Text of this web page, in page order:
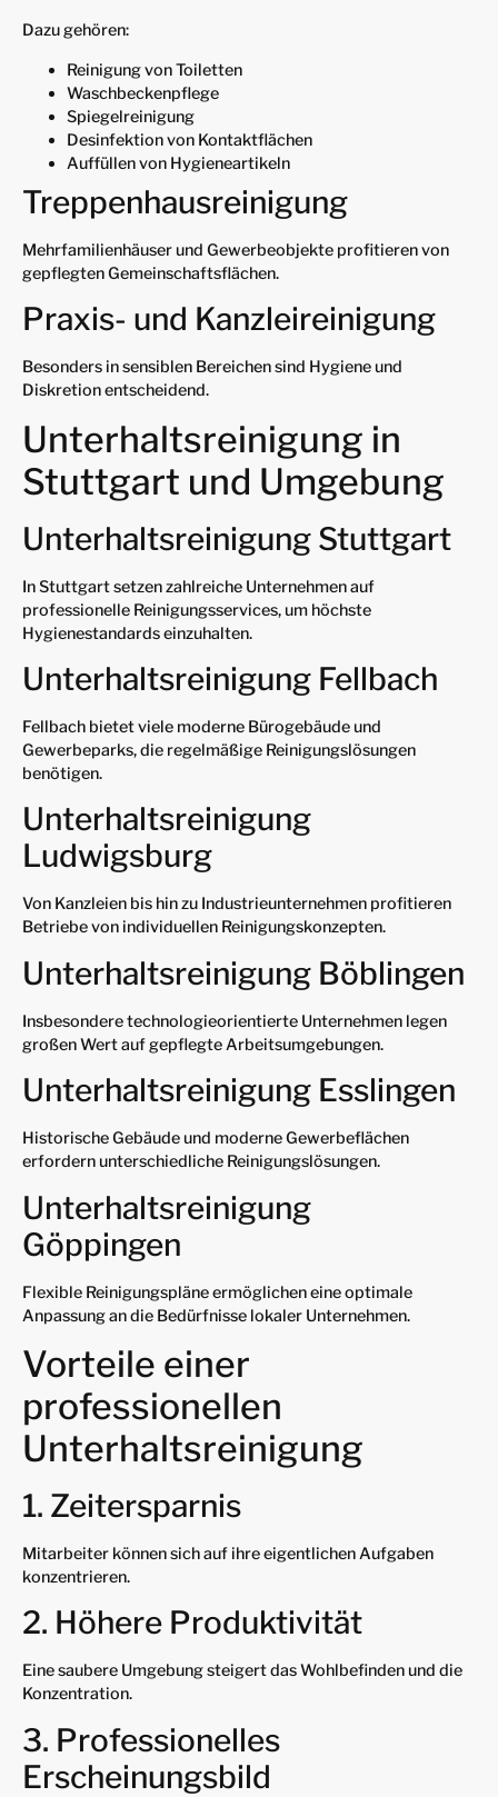
Dazu gehören:
Reinigung von Toiletten
Waschbeckenpflege
Spiegelreinigung
Desinfektion von Kontaktflächen
Auffüllen von Hygieneartikeln
Treppenhausreinigung
Mehrfamilienhäuser und Gewerbeobjekte profitieren von
gepflegten Gemeinschaftsflächen.
Praxis- und Kanzleireinigung
Besonders in sensiblen Bereichen sind Hygiene und
Diskretion entscheidend.
Unterhaltsreinigung in
Stuttgart und Umgebung
Unterhaltsreinigung Stuttgart
In Stuttgart setzen zahlreiche Unternehmen auf
professionelle Reinigungsservices, um höchste
Hygienestandards einzuhalten.
Unterhaltsreinigung Fellbach
Fellbach bietet viele moderne Bürogebäude und
Gewerbeparks, die regelmäßige Reinigungslösungen
benötigen.
Unterhaltsreinigung
Ludwigsburg
Von Kanzleien bis hin zu Industrieunternehmen profitieren
Betriebe von individuellen Reinigungskonzepten.
Unterhaltsreinigung Böblingen
Insbesondere technologieorientierte Unternehmen legen
großen Wert auf gepflegte Arbeitsumgebungen.
Unterhaltsreinigung Esslingen
Historische Gebäude und moderne Gewerbeflächen
erfordern unterschiedliche Reinigungslösungen.
Unterhaltsreinigung
Göppingen
Flexible Reinigungspläne ermöglichen eine optimale
Anpassung an die Bedürfnisse lokaler Unternehmen.
Vorteile einer
professionellen
Unterhaltsreinigung
1. Zeitersparnis
Mitarbeiter können sich auf ihre eigentlichen Aufgaben
konzentrieren.
2. Höhere Produktivität
Eine saubere Umgebung steigert das Wohlbefinden und die
Konzentration.
3. Professionelles
Erscheinungsbild